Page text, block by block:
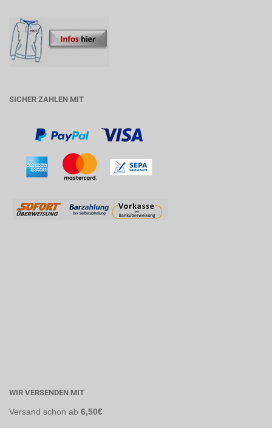
SICHER ZAHLEN MIT
WIR VERSENDEN MIT
Versand schon ab 6,50€